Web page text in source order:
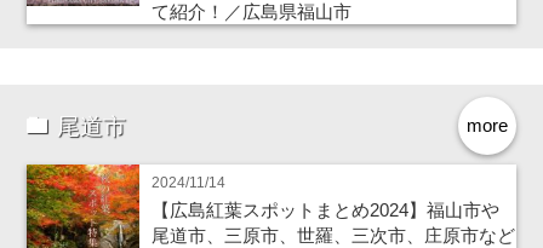
て紹介！／広島県福山市
more
尾道市
2024/11/14
【広島紅葉スポットまとめ2024】福山市や
尾道市、三原市、世羅、三次市、庄原市など